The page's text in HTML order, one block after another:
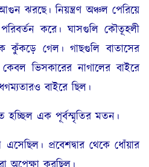
ঝরছে। নিয়ন্ত্রণ অঞ্চল পেরিয়ে
পরিবর্তন করে। ঘাসগুলি কৌতূহলী
গেল। গাছগুলি বাতাসের
ভিসকারের নাগালের বাইরে
বাইরে ছিল।
হচ্ছিল এক পূর্বস্মৃতির মতন।
প্রবেশদ্বার থেকে ধোঁয়ার